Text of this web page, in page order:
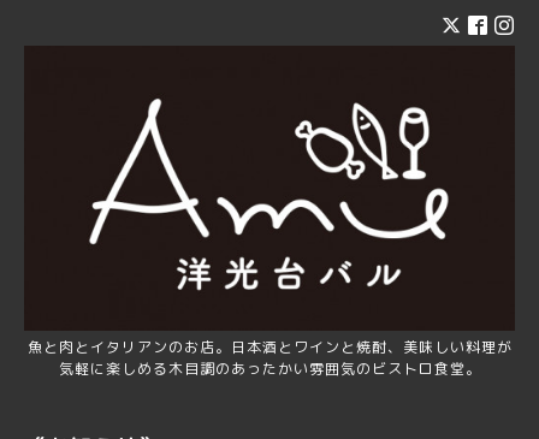
魚と肉とイタリアンのお店。日本酒とワインと焼酎、美味しい料理が
気軽に楽しめる木目調のあったかい雰囲気のビストロ食堂。